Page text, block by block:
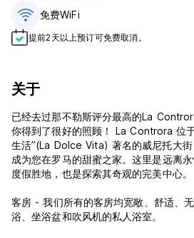
免费WiFi
提前2天以上预订可免费取消。
关于
已经去过那不勒斯评分最高的La
你得到了很好的照顾！ La Controra 位
生活”(La Dolce Vita) 著名的威尼托大
成为您在罗马的甜蜜之家。这里是远离
度假胜地，也是探索其奇观的完美中心。
客房 - 我们所有的客房均宽敞、舒适、
浴、坐浴盆和吹风机的私人浴室。